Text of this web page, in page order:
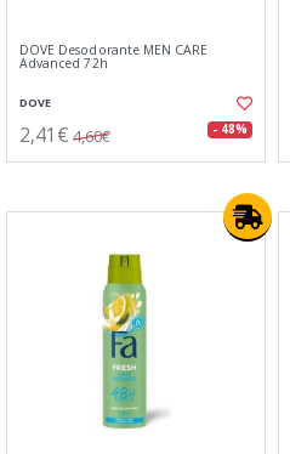
DOVE Desodorante MEN CARE
Advanced 72h
DOVE
2,41€ 4,60€ - 48%